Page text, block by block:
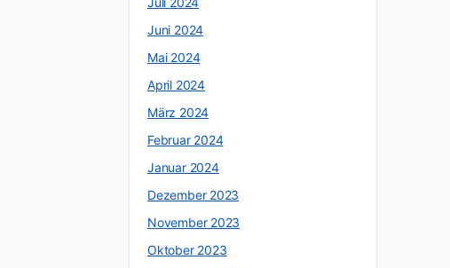
Juni 2024
Mai 2024
April 2024
März 2024
Februar 2024
Januar 2024
Dezember 2023
November 2023
Oktober 2023